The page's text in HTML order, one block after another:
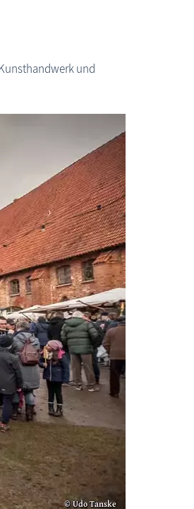
Rühn bei Bützow: Kloster Rühn
und